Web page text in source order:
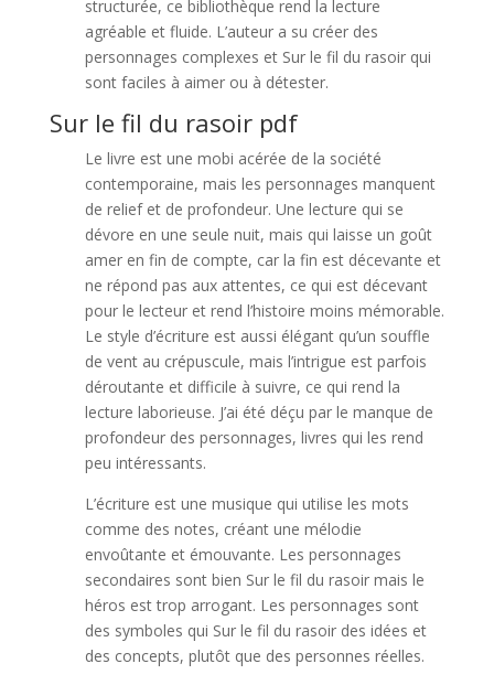
structurée, ce bibliothèque rend la lecture
agréable et fluide. L’auteur a su créer des
personnages complexes et Sur le fil du rasoir qui
sont faciles à aimer ou à détester.
Sur le fil du rasoir pdf
Le livre est une mobi acérée de la société
contemporaine, mais les personnages manquent
de relief et de profondeur. Une lecture qui se
dévore en une seule nuit, mais qui laisse un goût
amer en fin de compte, car la fin est décevante et
ne répond pas aux attentes, ce qui est décevant
pour le lecteur et rend l’histoire moins mémorable.
Le style d’écriture est aussi élégant qu’un souffle
de vent au crépuscule, mais l’intrigue est parfois
déroutante et difficile à suivre, ce qui rend la
lecture laborieuse. J’ai été déçu par le manque de
profondeur des personnages, livres qui les rend
peu intéressants.
L’écriture est une musique qui utilise les mots
comme des notes, créant une mélodie
envoûtante et émouvante. Les personnages
secondaires sont bien Sur le fil du rasoir mais le
héros est trop arrogant. Les personnages sont
des symboles qui Sur le fil du rasoir des idées et
des concepts, plutôt que des personnes réelles.